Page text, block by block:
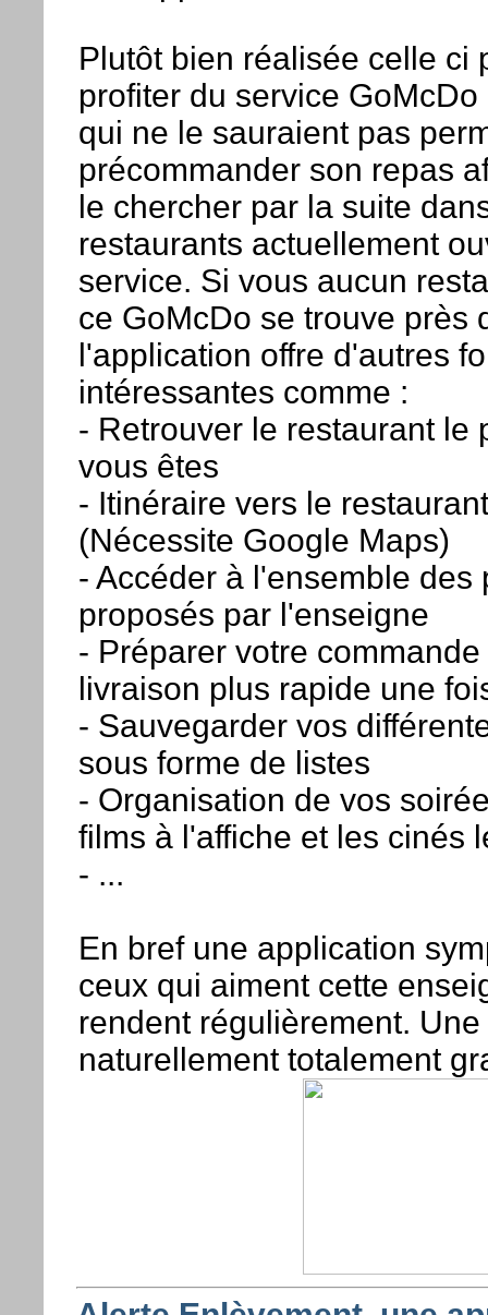
Plutôt bien réalisée celle ci
profiter du service
qui ne le sauraient pas
précommander son repas
le chercher par la suite
restaurants actuellement
service. Si vous aucun
ce GoMcDo se trouve près
l'application offre d'autres
intéressantes comme :
- Retrouver le restaurant le
vous êtes
- Itinéraire vers le
(Nécessite Google Maps)
- Accéder à l'ensemble des
proposés par l'enseigne
- Préparer votre
livraison plus rapide une
- Sauvegarder vos
sous forme de listes
- Organisation de vos
films à l'affiche et les cinés
- ...
En bref une application
ceux qui aiment cette
rendent régulièrement.
naturellement totalement